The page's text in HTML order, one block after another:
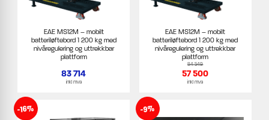
EAE MS12M – mobilt
batteriløftebord 1 200 kg med
nivåregulering og uttrekkbar
plattform
83 714
inkl mva
EAE MS12M – mobilt
batteriløftebord 1 200 kg med
nivåregulering og uttrekkbar
plattform
84 549
57 500
inkl mva
-16% -9%